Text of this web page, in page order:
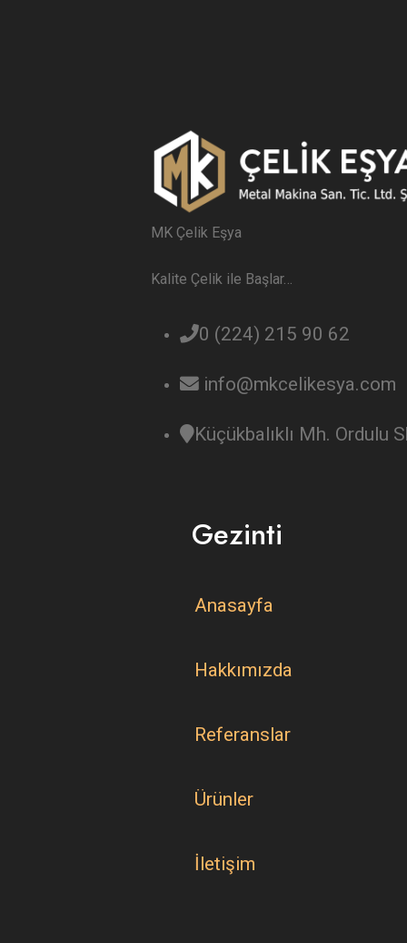
MK Çelik Eşya
Kalite Çelik ile Başlar…
0 (224) 215 90 62
info@mkcelikesya.com
Küçükbalıklı Mh. Ordulu
Gezinti
Anasayfa
Hakkımızda
Referanslar
Ürünler
İletişim